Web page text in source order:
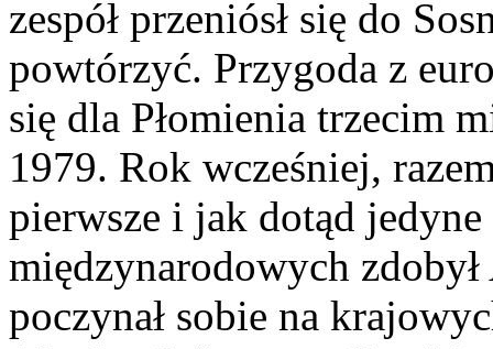
zespół przeniósł się do
powtórzyć. Przygoda z
się dla Płomienia trzecim
1979. Rok wcześniej,
pierwsze i jak dotąd
międzynarodowych
poczynał sobie na